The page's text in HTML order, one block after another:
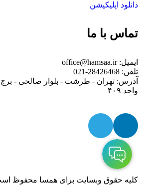
دانلود اپلیکیشن
تماس با ما
ایمیل: office@hamsaa.ir
تلفن: 28426468-021
آدرس: تهران - طرشت - بلوار صالحی -
واحد ۴۰۹
کلیه حقوق وبسایت برای همسا محفوظ